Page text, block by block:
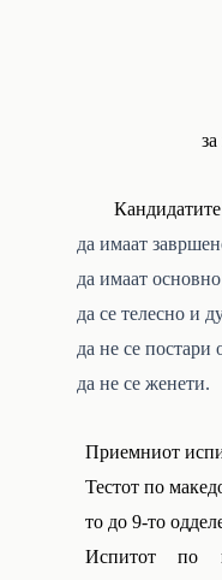
да имаат
да имаат
да се телесно и
да не се постари
да не се женети.
Приемниот
Тестот по
то до 9-то
Испитот по